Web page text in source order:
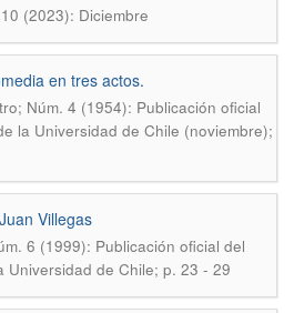
(2023): Diciembre
en tres actos.
Núm. 4 (1954): Publicación oficial
la Universidad de Chile (noviembre);
Villegas
6 (1999): Publicación oficial del
Universidad de Chile; p. 23 - 29